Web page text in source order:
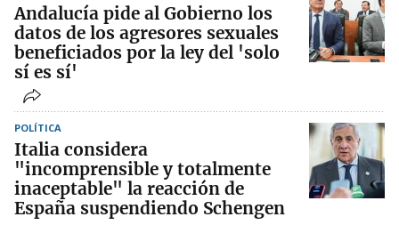
Andalucía pide al Gobierno los
datos de los agresores sexuales
beneficiados por la ley del 'solo
sí es sí'
POLÍTICA
Italia considera
"incomprensible y totalmente
inaceptable" la reacción de
España suspendiendo Schengen